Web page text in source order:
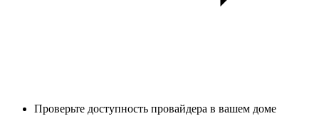
Проверьте доступность провайдера в вашем доме